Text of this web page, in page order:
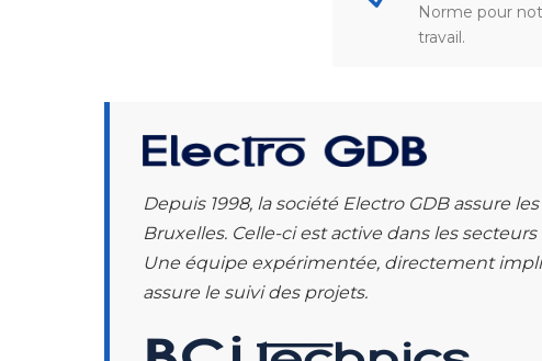
Norme pour
travail.
Depuis 1998, la société Electro GDB assure
Bruxelles. Celle-ci est active dans les
Une équipe expérimentée, directement
assure le suivi des projets.